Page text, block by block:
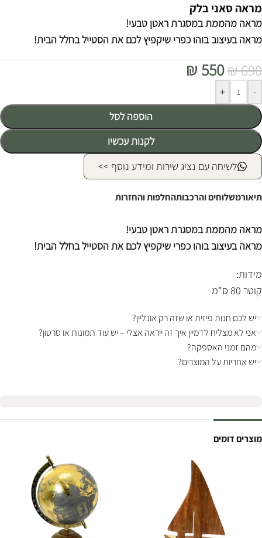
מראה סאני בלק
מראה מהממת במסגרת ראטן טבעי!
מראה בעיצוב בוהו כפרי שיקפיץ לכם את הסטייל בחלל הבית!
₪690
₪550
-
+
הוספה לסל
לקנות עכשיו
Alternative:
לשיחה עם נציג שירות ומידע נוסף >>
תיאורמשלוחים והרכבותהחלפות והחזרות
מראה מהממת במסגרת ראטן טבעי!
מראה בעיצוב בוהו כפרי שיקפיץ לכם את הסטייל בחלל הבית!
מידות:
קוטר 80 ס"מ
יש לכם חנות פיזית או שזה רק אונליין?
אני לא מצליח לדמיין איך זה ייראה אצלי – יש עוד תמונות או סרטון?
מהם זמני האספקה?
יש אחריות על המוצרים?
מוצרים דומים